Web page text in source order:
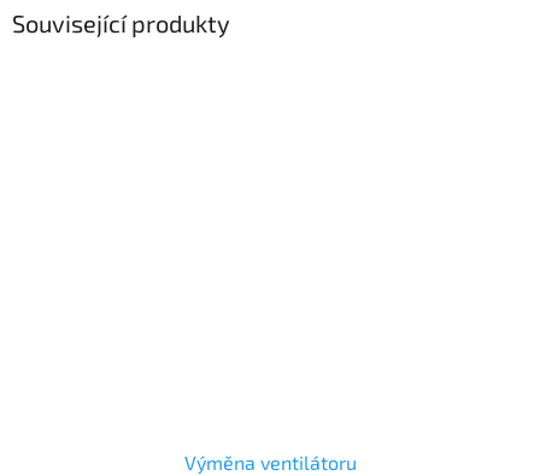
Související produkty
Výměna ventilátoru